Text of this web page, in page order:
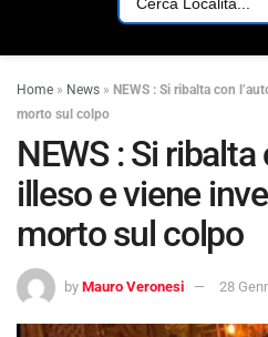
Home » News » NEWS : Si ribalta con
morto sul colpo
NEWS : Si
illeso e viene
morto sul colpo
by Mauro Veronesi 28